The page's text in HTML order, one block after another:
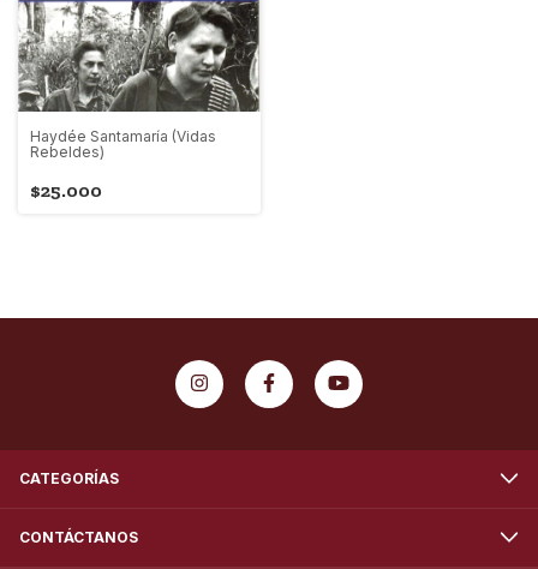
Haydée Santamaría (Vidas
Rebeldes)
$25.000
CATEGORÍAS
CONTÁCTANOS